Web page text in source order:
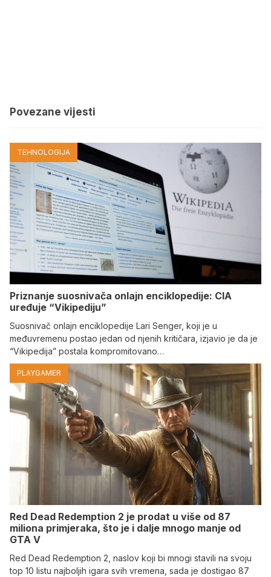
Povezane vijesti
TEHNOLOGIJA
Priznanje suosnivača onlajn enciklopedije: CIA
uređuje “Vikipediju”
Suosnivač onlajn enciklopedije Lari Senger, koji je u
međuvremenu postao jedan od njenih kritičara, izjavio je da je
“Vikipedija” postala kompromitovano…
PLAYGAMER
Red Dead Redemption 2 je prodat u više od 87
miliona primjeraka, što je i dalje mnogo manje od
GTA V
Red Dead Redemption 2, naslov koji bi mnogi stavili na svoju
top 10 listu najboljih igara svih vremena, sada je dostigao 87